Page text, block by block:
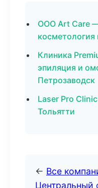
ООО Art Care
косметология
Клиника
эпиляция и
Петрозаводск
Laser Pro
Тольятти
← Все
Центральный